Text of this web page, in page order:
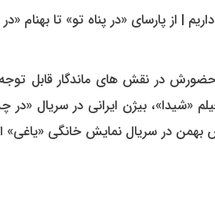
حضورش در نقش های ماندگار قابل
«شیدا»، بیژن ایرانی در سریال «در